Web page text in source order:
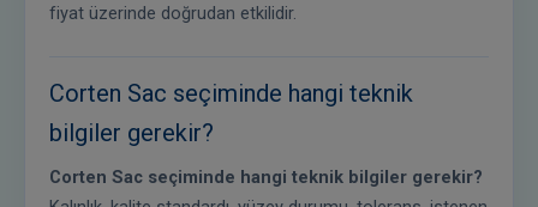
fiyat üzerinde doğrudan etkilidir.
Corten Sac seçiminde hangi teknik
bilgiler gerekir?
Corten Sac seçiminde hangi teknik bilgiler gerekir?